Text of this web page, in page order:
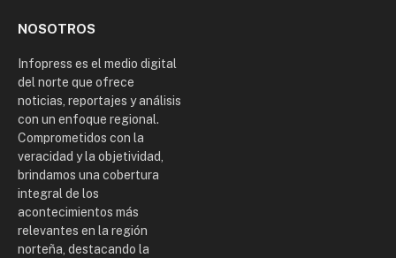
NOSOTROS
Infopress es el medio digital
del norte que ofrece
noticias, reportajes y análisis
con un enfoque regional.
Comprometidos con la
veracidad y la objetividad,
brindamos una cobertura
integral de los
acontecimientos más
relevantes en la región
norteña, destacando la